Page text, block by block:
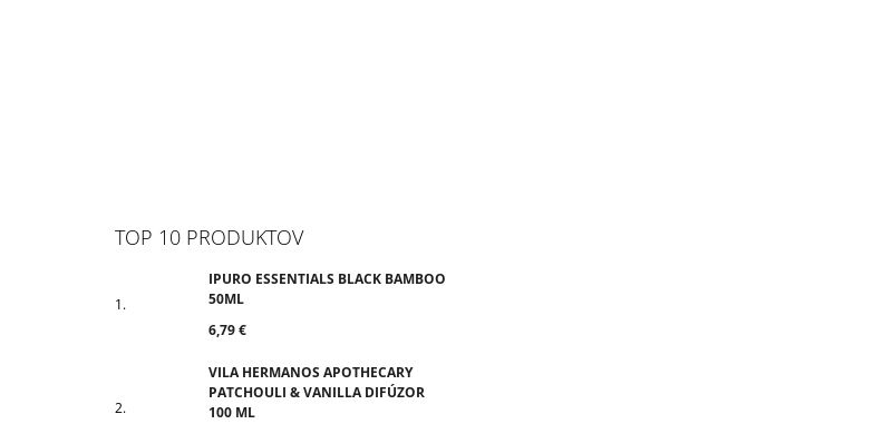
TOP 10 PRODUKTOV
IPURO ESSENTIALS BLACK BAMBOO
50ML
6,79 €
VILA HERMANOS APOTHECARY
PATCHOULI & VANILLA DIFÚZOR
100 ML